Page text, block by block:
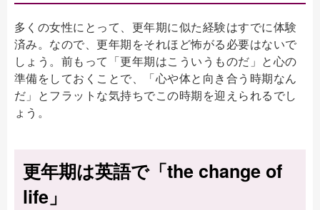
多くの女性にとって、更年期に似た経験はすでに体験
済み。なので、更年期をそれほど怖がる必要はないで
しょう。前もって「更年期はこういうものだ」と心の
準備をしておくことで、「心や体と向き合う時期なん
だ」とフラットな気持ちでこの時期を迎えられるでし
ょう。
更年期は英語で「the change of
life」